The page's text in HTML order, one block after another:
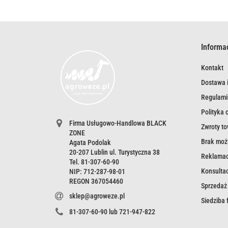
Firma Usługowo-Handlowa BLACK
ZONE
Agata Podolak
20-207 Lublin ul. Turystyczna 38
Tel. 81-307-60-90
NIP: 712-287-98-01
REGON 367054460
sklep@agroweze.pl
81-307-60-90 lub 721-947-822
Kontakt
Dostawa
Polityka
Zwroty
Brak
Siedziba